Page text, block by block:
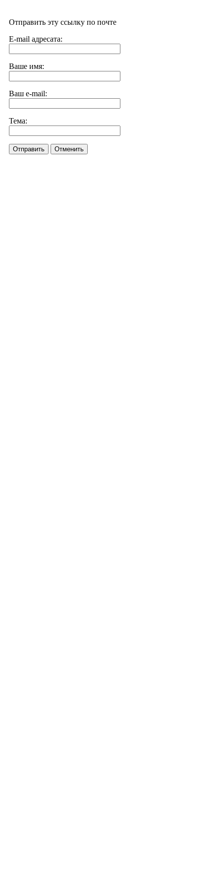
Отправить эту ссылку по почте
E-mail адресата:
Ваше имя:
Ваш e-mail:
Тема:
Отправить Отменить